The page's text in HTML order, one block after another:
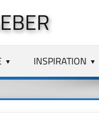
INSPIRATION